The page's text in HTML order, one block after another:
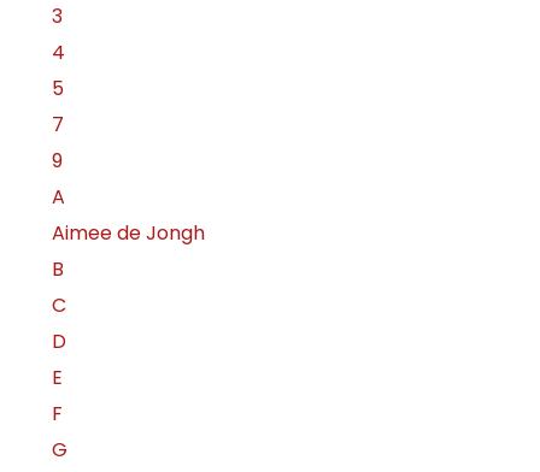
3
4
5
7
9
A
Aimee de Jongh
B
C
D
E
F
G